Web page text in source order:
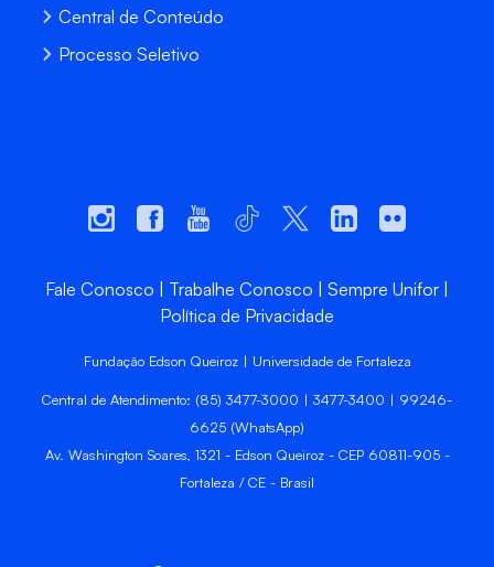
Central de Conteúdo
Processo Seletivo
Fale Conosco Trabalhe Conosco
Sempre Unifor
Política de Privacidade
Fundação Edson Queiroz | Universidade de Fortaleza
Central de Atendimento: (85) 3477-3000 | 3477-3400 | 99246-
6625 (WhatsApp)
Av. Washington Soares, 1321 - Edson Queiroz - CEP 60811-905 -
Fortaleza / CE - Brasil